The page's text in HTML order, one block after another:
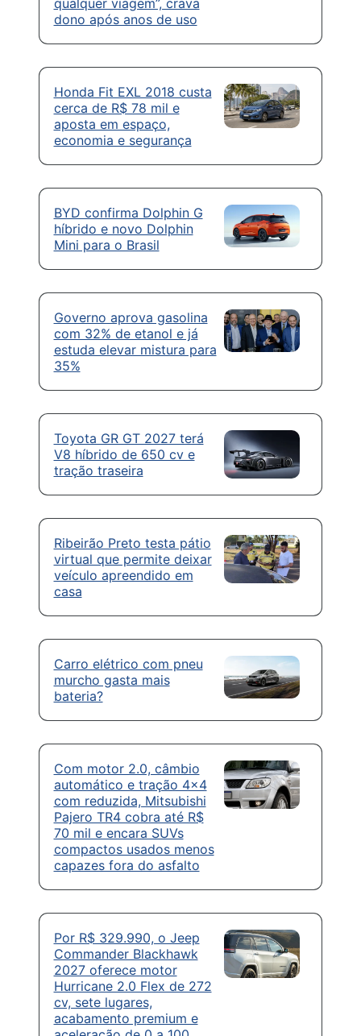
qualquer viagem”, crava
dono após anos de uso
Honda Fit EXL 2018 custa
cerca de R$ 78 mil e
aposta em espaço,
economia e segurança
BYD confirma Dolphin G
híbrido e novo Dolphin
Mini para o Brasil
Governo aprova gasolina
com 32% de etanol e já
estuda elevar mistura para
35%
Toyota GR GT 2027 terá
V8 híbrido de 650 cv e
tração traseira
Ribeirão Preto testa pátio
virtual que permite deixar
veículo apreendido em
casa
Carro elétrico com pneu
murcho gasta mais
bateria?
Com motor 2.0, câmbio
automático e tração 4×4
com reduzida, Mitsubishi
Pajero TR4 cobra até R$
70 mil e encara SUVs
compactos usados menos
capazes fora do asfalto
Por R$ 329.990, o Jeep
Commander Blackhawk
2027 oferece motor
Hurricane 2.0 Flex de 272
cv, sete lugares,
acabamento premium e